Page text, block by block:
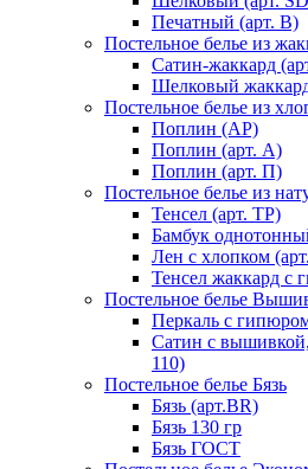
Печатный (арт. В)
Постельное белье из
Сатин-жаккард
Шелковый
Постельное белье из
Поплин (AP)
Поплин (арт. А)
Поплин (арт. П)
Постельное белье из
Тенсел (арт. ТР)
Бамбук
Лен с хлопком
Тенсел жаккард с
Постельное белье
Перкаль с
Сатин с вышивкой,
110)
Постельное белье Бязь
Бязь (арт.BR)
Бязь 130 гр
Бязь ГОСТ